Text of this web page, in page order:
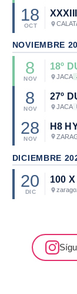
18
OCT
NOVIEMBRE
8
NOV JACA
8
NOV JACA
28
NOV
DICIEMBRE
20
DIC